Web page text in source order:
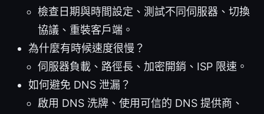
檢查日期與時間設定、測試不同伺服器、切換
協議、重裝客戶端。
為什麼有時候速度很慢？
伺服器負載、路徑長、加密開銷、ISP 限速。
如何避免 DNS 泄漏？
啟用 DNS 洗牌、使用可信的 DNS 提供商、